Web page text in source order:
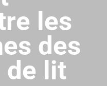
les
des
de lit